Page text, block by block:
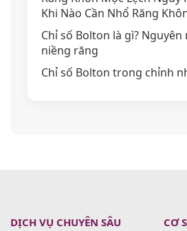
Khi Nào Cần Nhổ Răng
Chỉ số Bolton là gì?
niềng răng
Chỉ số Bolton trong chỉnh
DỊCH VỤ CHUYÊN SÂU CƠ